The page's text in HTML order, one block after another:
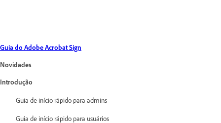
Guia do Adobe Acrobat Sign
Novidades
Introdução
Guia de início rápido para admins
Guia de início rápido para usuários